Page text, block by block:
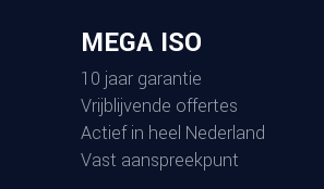
MEGA ISO
10 jaar garantie
Vrijblijvende offertes
Actief in heel Nederland
Vast aanspreekpunt